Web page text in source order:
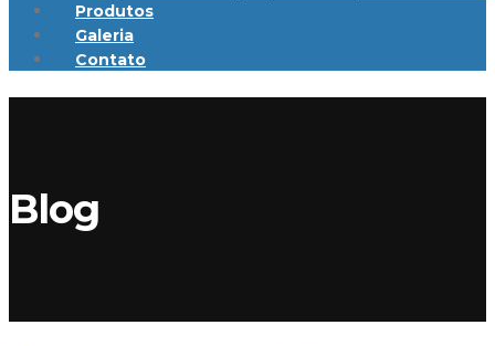
Produtos
Galeria
Contato
Blog